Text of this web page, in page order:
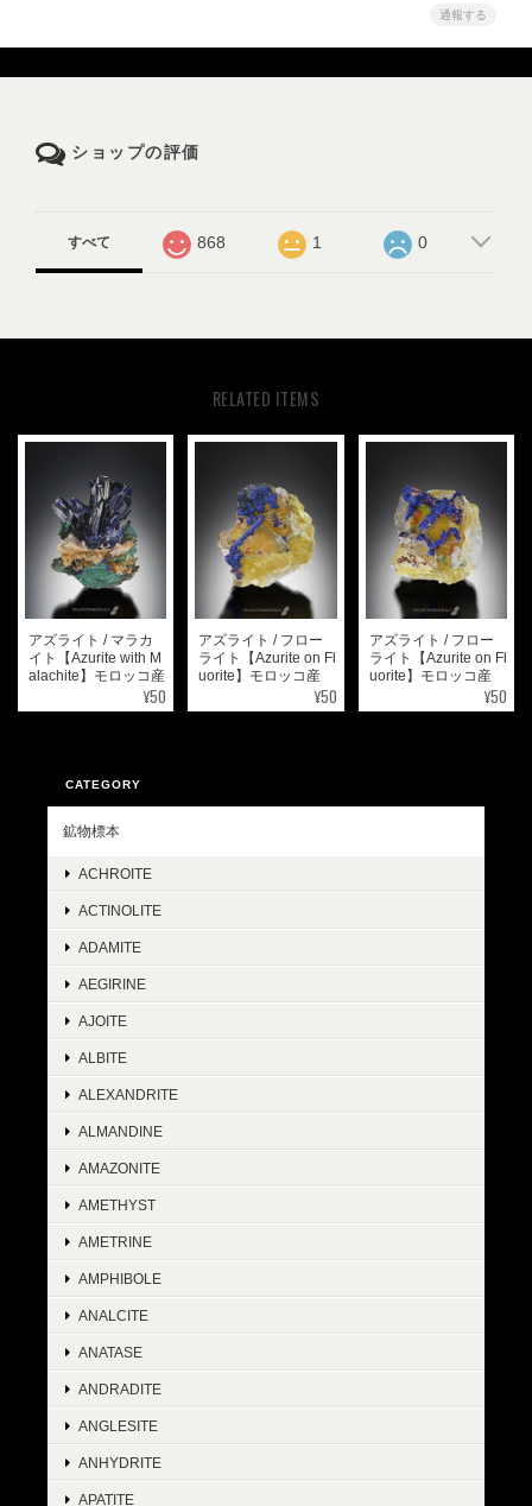
通報する
ショップの評価
すべて 868 1 0
RELATED ITEMS
アズライト / マラカ
イト【Azurite with M
alachite】モロッコ産
¥50
アズライト / フロー
ライト【Azurite on Fl
uorite】モロッコ産
¥50
アズライト / フロー
ライト【Azurite on Fl
uorite】モロッコ産
¥50
CATEGORY
鉱物標本
ACHROITE
ACTINOLITE
ADAMITE
AEGIRINE
AJOITE
ALBITE
ALEXANDRITE
ALMANDINE
AMAZONITE
AMETHYST
AMETRINE
AMPHIBOLE
ANALCITE
ANATASE
ANDRADITE
ANGLESITE
ANHYDRITE
APATITE